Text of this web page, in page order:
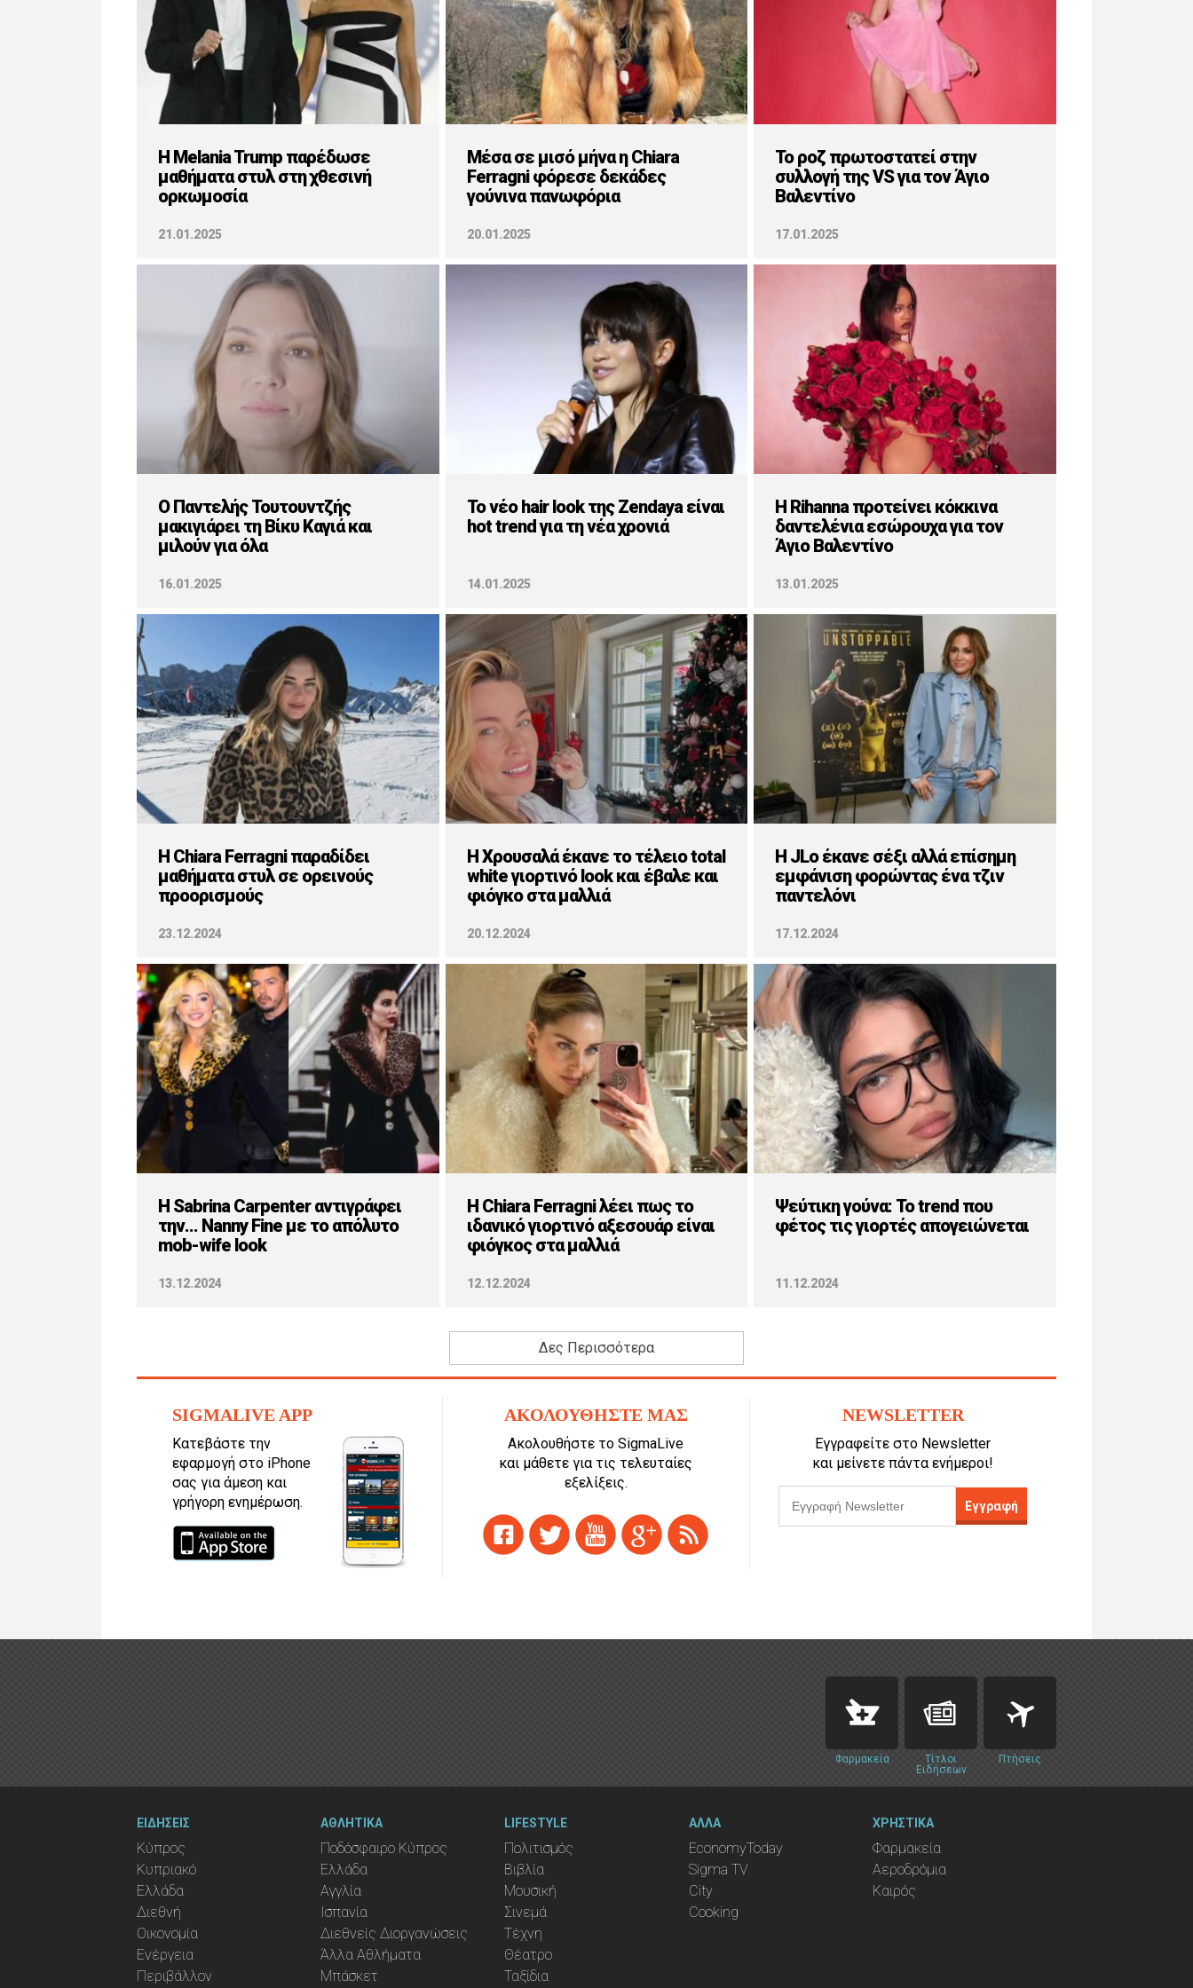
Η Melania Trump παρέδωσε
μαθήματα στυλ στη χθεσινή
ορκωμοσία
21.01.2025
Μέσα σε μισό μήνα η Chiara
Ferragni φόρεσε δεκάδες
γούνινα πανωφόρια
20.01.2025
Το ροζ πρωτοστατεί στην
συλλογή της VS για τον Άγιο
Βαλεντίνο
17.01.2025
O Παντελής Τουτουντζής
μακιγιάρει τη Βίκυ Καγιά και
μιλούν για όλα
16.01.2025
Το νέο hair look της Zendaya είναι
hot trend για τη νέα χρονιά
14.01.2025
H Rihanna προτείνει κόκκινα
δαντελένια εσώρουχα για τον
Άγιο Βαλεντίνο
13.01.2025
H Chiara Ferragni παραδίδει
μαθήματα στυλ σε ορεινούς
προορισμούς
23.12.2024
H Χρουσαλά έκανε το τέλειο total
white γιορτινό look και έβαλε και
φιόγκο στα μαλλιά
20.12.2024
H JLo έκανε σέξι αλλά επίσημη
εμφάνιση φορώντας ένα τζιν
παντελόνι
17.12.2024
H Sabrina Carpenter αντιγράφει
την... Nanny Fine με το απόλυτο
mob-wife look
13.12.2024
H Chiara Ferragni λέει πως το
ιδανικό γιορτινό αξεσουάρ είναι
φιόγκος στα μαλλιά
12.12.2024
Ψεύτικη γούνα: Το trend που
φέτος τις γιορτές απογειώνεται
11.12.2024
Δες Περισσότερα
SIGMALIVE APP
Κατεβάστε την
εφαρμογή στο iPhone
σας για άμεση και
γρήγορη ενημέρωση.
ΑΚΟΛΟΥΘΗΣΤΕ ΜΑΣ
Ακολουθήστε το SigmaLive
και μάθετε για τις τελευταίες
εξελίξεις.
NEWSLETTER
Εγγραφείτε στο Newsletter
και μείνετε πάντα ενήμεροι!
Εγγραφή
Φαρμακεία
Τίτλοι
Ειδήσεων
Πτήσεις
ΕΙΔΗΣΕΙΣ
Κύπρος
Κυπριακό
Ελλάδα
Διεθνή
Οικονομία
Ενέργεια
Περιβάλλον
ΑΘΛΗΤΙΚΑ
Ποδόσφαιρο Κύπρος
Ελλάδα
Αγγλία
Ισπανία
Διεθνείς Διοργανώσεις
Άλλα Αθλήματα
Μπάσκετ
LIFESTYLE
Πολιτισμός
Βιβλία
Μουσική
Σινεμά
Τέχνη
Θέατρο
Ταξίδια
ΑΛΛΑ
EconomyToday
Sigma TV
City
Cooking
ΧΡΗΣΤΙΚΑ
Φαρμακεία
Αεροδρόμια
Καιρός